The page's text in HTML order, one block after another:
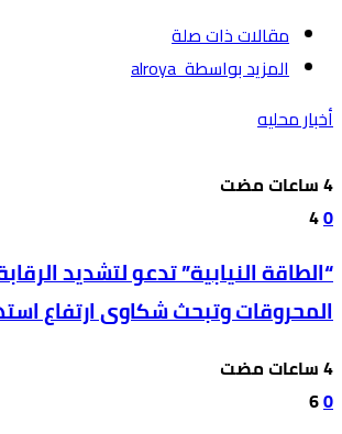
‫مقالات ذات صلة‬
‫‫المزيد بواسطة‬ ‬ alroya
أخبار محليه
0
4
“الطاقة النيابية” تدعو لتشديد
المحروقات وتبحث شكاوى ارتفاع
0
6